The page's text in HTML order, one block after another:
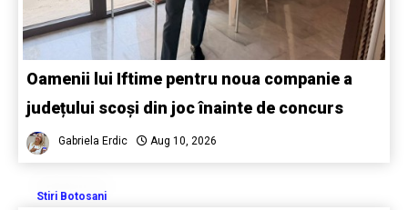
Oamenii lui Iftime pentru noua companie a
județului scoși din joc înainte de concurs
Gabriela Erdic Aug 10, 2026
Stiri Botosani